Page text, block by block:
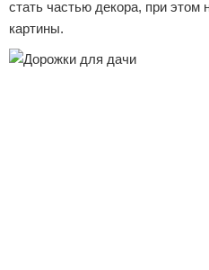
Здоровье
Компьютеры
Размещение рекламы
Для правообладателей
стать частью декора, при
картины.